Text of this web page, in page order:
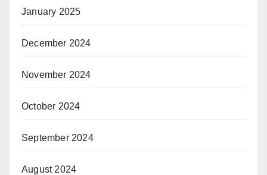
January 2025
December 2024
November 2024
October 2024
September 2024
August 2024